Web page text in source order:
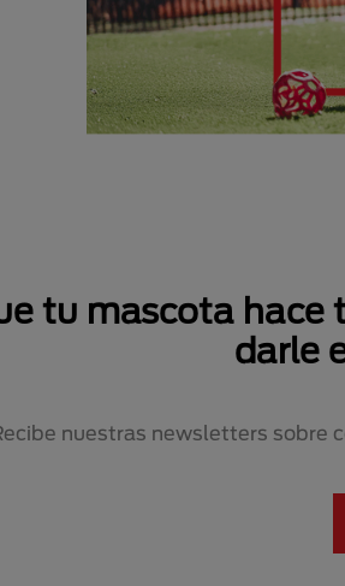
tu mascota hace
darle
nuestras newsletters sobre